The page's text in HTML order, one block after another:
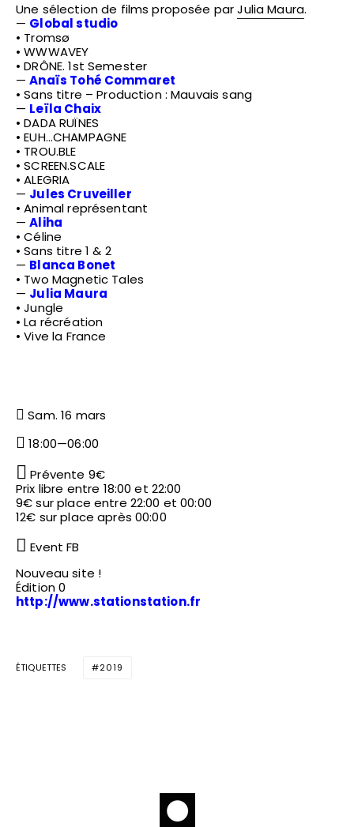
Une sélection de films proposée parJulia Maura.
— Globalstudio
• Tromsø
• WWWAVEY
• DRÔNE. 1st Semester
—Anaïs Tohé Commaret
• Sans titre – Production : Mauvais sang
— Leïla Chaix
• DADA RUÏNES
• EUH…CHAMPAGNE
• TROU.BLE
• SCREEN.SCALE
• ALEGRIA
— Jules Cruveiller
• Animal représentant
—Aliha
• Céline
• Sans titre 1 & 2
— Blanca Bonet
• Two Magnetic Tales
— Julia Maura
• Jungle
• La récréation
• Vive la France
Sam. 16 mars
18:00—06:00
Prévente 9€
Prix libre entre 18:00 et 22:00
9€ sur place entre 22:00 et 00:00
12€ sur place après 00:00
Event FB
Nouveau site !
Édition 0
http://www.stationstation.fr
ÉTIQUETTES 2019